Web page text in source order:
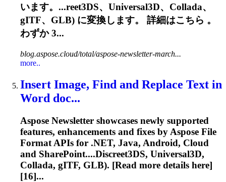
います。...reet3DS、Universal3D、Collada、
gITF、GLB) に変換します。 詳細はこちら 。
わずか 3...
blog.aspose.cloud/total/aspose-newsletter-march...
more..
Insert Image, Find and Replace Text in
Word doc...
Aspose Newsletter showcases newly supported
features, enhancements and fixes by Aspose File
Format APIs for .NET, Java, Android, Cloud
and SharePoint....Discreet3DS, Universal3D,
Collada, gITF, GLB). [Read more details here]
[16]...